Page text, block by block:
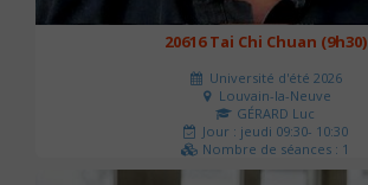
20616 Tai Chi Chuan (9h30)
Université d'été 2026
Louvain-la-Neuve
GÉRARD Luc
Jour : jeudi 09:30- 10:30
Nombre de séances : 1